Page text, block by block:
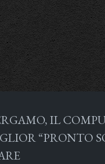
IL
“PRONTO